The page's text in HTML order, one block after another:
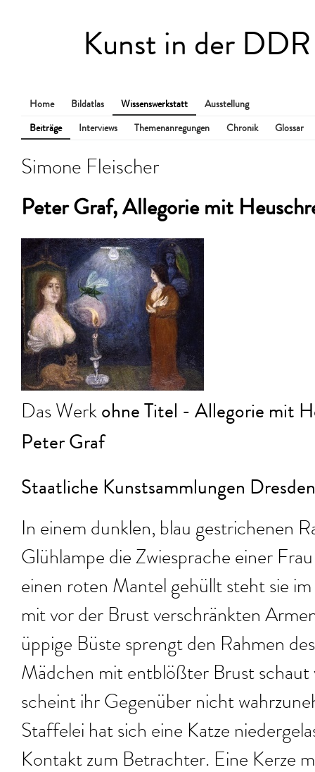
Kunst in der DDR
Home Bildatlas Wissenswerkstatt
Ausstellung
Beiträge
Interviews Themenanregungen Chronik Glossar
Simone Fleischer
Peter Graf, Allegorie mit
Das Werk ohne Titel - Allegorie mit
Peter Graf
Staatliche Kunstsammlungen
In einem dunklen, blau gestrichenen
Glühlampe die Zwiesprache einer
einen roten Mantel gehüllt steht sie
mit vor der Brust verschränkten
üppige Büste sprengt den Rahmen
Mädchen mit entblößter Brust schaut
scheint ihr Gegenüber nicht
Staffelei hat sich eine Katze
Kontakt zum Betrachter. Eine Kerze